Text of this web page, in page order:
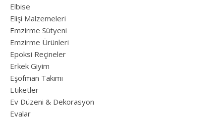
Elbise
Elişi Malzemeleri
Emzirme Sütyeni
Emzirme Ürünleri
Epoksi Reçineler
Erkek Giyim
Eşofman Takımı
Etiketler
Ev Düzeni & Dekorasyon
Evalar